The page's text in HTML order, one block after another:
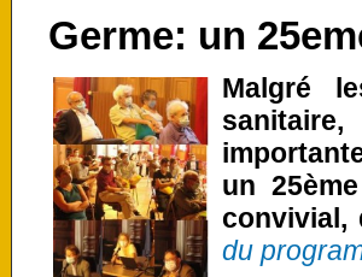
Germe: un
Malgré
un
convivial,
du